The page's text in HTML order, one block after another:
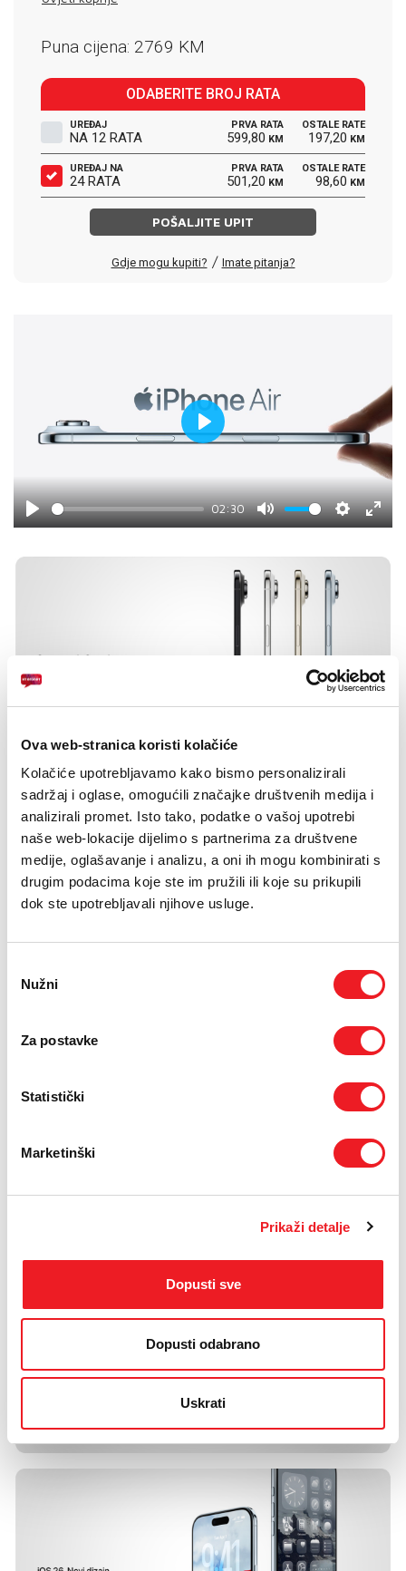
Ova web-stranica koristi kolačiće
Kolačiće upotrebljavamo kako bismo personalizirali
sadržaj i oglase, omogućili značajke društvenih medija i
analizirali promet. Isto tako, podatke o vašoj upotrebi
naše web-lokacije dijelimo s partnerima za društvene
medije, oglašavanje i analizu, a oni ih mogu kombinirati s
drugim podacima koje ste im pružili ili koje su prikupili
dok ste upotrebljavali njihove usluge.
pristanka
Nužni
Za postavke
Statistički
Marketinški
Prikaži detalje
Dopusti sve
Dopusti odabrano
Uskrati
Puna cijena: 2769 KM
ODABERITE BROJ RATA
UREĐAJ
NA 12 RATA
PRVA RATA
599,80 KM
OSTALE RATE
197,20 KM
UREĐAJ NA
24 RATA
PRVA RATA
501,20 KM
OSTALE RATE
98,60 KM
POŠALJITE UPIT
Gdje mogu kupiti? / Imate pitanja?
Play
02:30
Mute Settings
Enter
Play